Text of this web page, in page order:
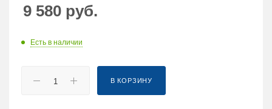
9 580 руб.
Есть в наличии
В КОРЗИНУ